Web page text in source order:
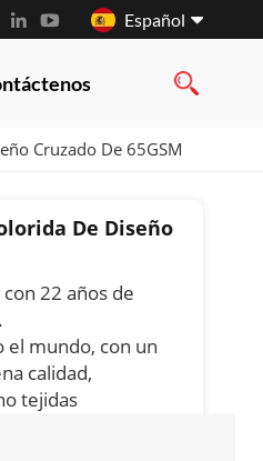
Español
français
العربية
Cruzado De 65GSM
De Diseño
22 años de
mundo, con un
calidad,
tejidas